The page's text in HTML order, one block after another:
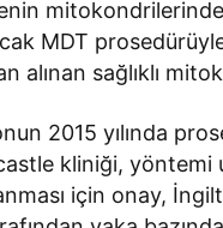
MDT
alınan sağlıklı
2015 yılında
kliniği,
için onay,